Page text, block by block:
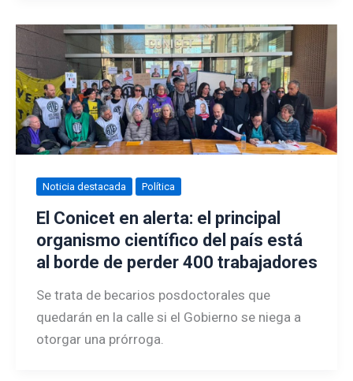
Noticia destacada Política
El Conicet en alerta: el principal
organismo científico del país está
al borde de perder 400 trabajadores
Se trata de becarios posdoctorales que
quedarán en la calle si el Gobierno se niega a
otorgar una prórroga.